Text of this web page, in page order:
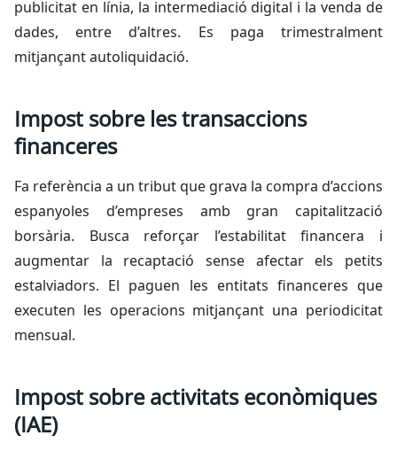
publicitat en línia, la intermediació digital i la venda de
dades, entre d’altres. Es paga trimestralment
mitjançant autoliquidació.
Impost sobre les transaccions
financeres
Fa referència a un tribut que grava la compra d’accions
espanyoles d’empreses amb gran capitalització
borsària. Busca reforçar l’estabilitat financera i
augmentar la recaptació sense afectar els petits
estalviadors. El paguen les entitats financeres que
executen les operacions mitjançant una periodicitat
mensual.
Impost sobre activitats econòmiques
(IAE)